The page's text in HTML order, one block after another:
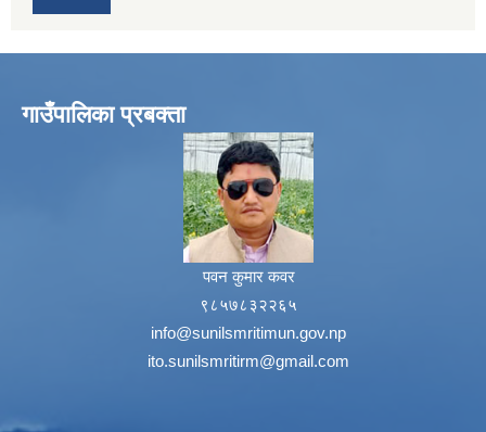
गाउँपालिका प्रबक्ता
पवन कुमार कवर
९८५७८३२२६५
info@sunilsmritimun.gov.np
ito.sunilsmritirm@gmail.com